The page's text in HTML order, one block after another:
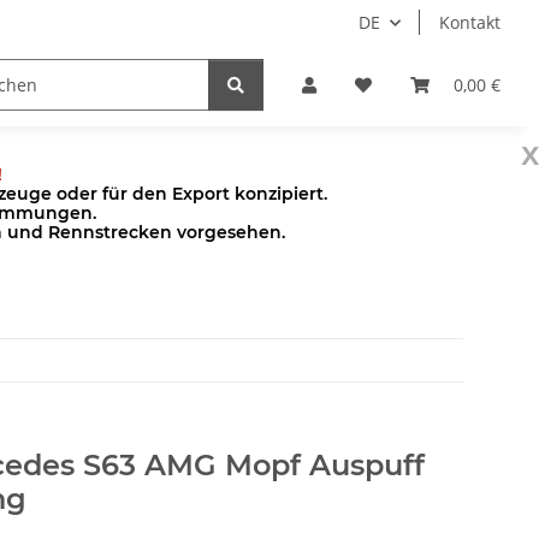
DE Kontakt
0,00 €
Pumpen
x
oder für den Export konzipiert.
Rennstrecken vorgesehen.
S63 AMG Mopf Auspuff